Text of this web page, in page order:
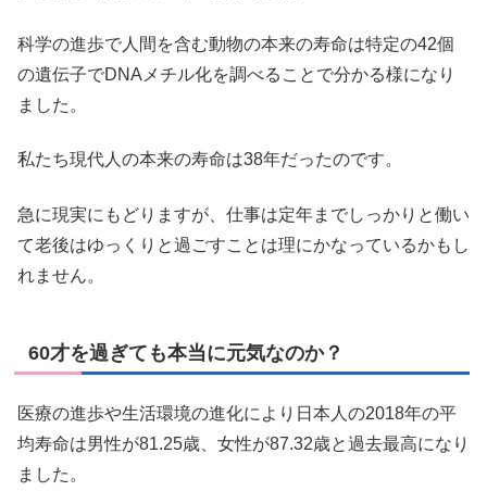
科学の進歩で人間を含む動物の本来の寿命は特定の42個
の遺伝子でDNAメチル化を調べることで分かる様になり
ました。
私たち現代人の本来の寿命は38年だったのです。
急に現実にもどりますが、仕事は定年までしっかりと働い
て老後はゆっくりと過ごすことは理にかなっているかもし
れません。
60才を過ぎても本当に元気なのか？
医療の進歩や生活環境の進化により日本人の2018年の平
均寿命は男性が81.25歳、女性が87.32歳と過去最高になり
ました。